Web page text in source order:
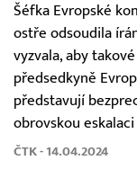
Šéfka Evropské
ostře odsoudila
vyzvala, aby
předsedkyně
představují
obrovskou
ČTK - 14.04.2024